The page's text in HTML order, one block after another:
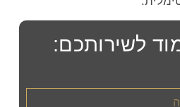
לשירותכם: